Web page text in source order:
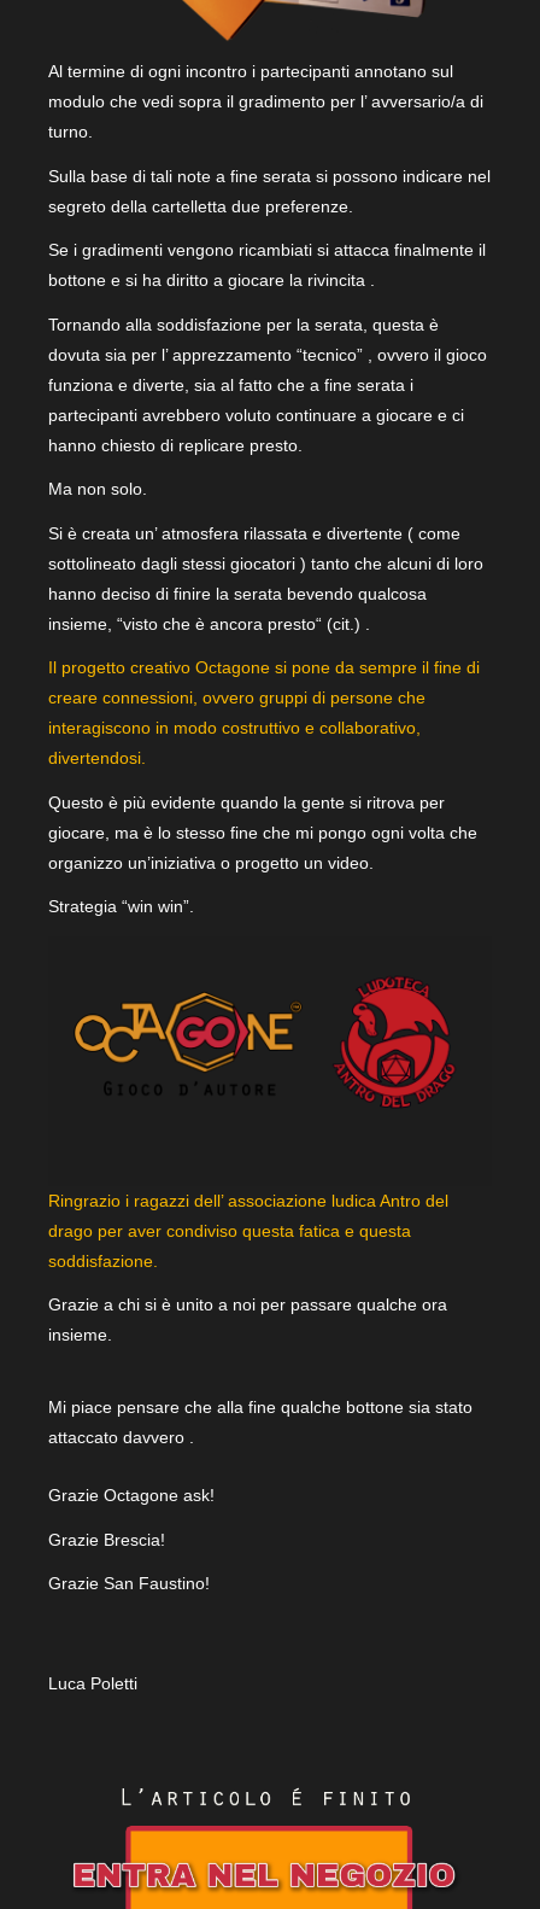
Al termine di ogni incontro i partecipanti annotano sul
modulo che vedi sopra il gradimento per l’ avversario/a di
turno.
Sulla base di tali note a fine serata si possono indicare nel
segreto della cartelletta due preferenze.
Se i gradimenti vengono ricambiati si attacca finalmente il
bottone e si ha diritto a giocare la rivincita .
Tornando alla soddisfazione per la serata, questa è
dovuta sia per l’ apprezzamento “tecnico” , ovvero il gioco
funziona e diverte, sia al fatto che a fine serata i
partecipanti avrebbero voluto continuare a giocare e ci
hanno chiesto di replicare presto.
Ma non solo.
Si è creata un’ atmosfera rilassata e divertente ( come
sottolineato dagli stessi giocatori ) tanto che alcuni di loro
hanno deciso di finire la serata bevendo qualcosa
insieme, “visto che è ancora presto“ (cit.) .
Il progetto creativo Octagone si pone da sempre il fine di
creare connessioni, ovvero gruppi di persone che
interagiscono in modo costruttivo e collaborativo,
divertendosi.
Questo è più evidente quando la gente si ritrova per
giocare, ma è lo stesso fine che mi pongo ogni volta che
organizzo un’iniziativa o progetto un video.
Strategia “win win”.
Ringrazio i ragazzi dell’ associazione ludica Antro del
drago per aver condiviso questa fatica e questa
soddisfazione.
Grazie a chi si è unito a noi per passare qualche ora
insieme.
Mi piace pensare che alla fine qualche bottone sia stato
attaccato davvero .
Grazie Octagone ask!
Grazie Brescia!
Grazie San Faustino!
Luca Poletti